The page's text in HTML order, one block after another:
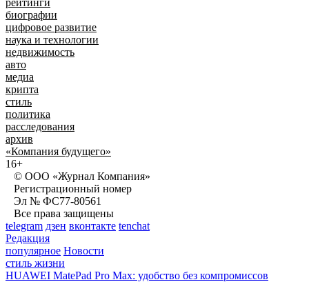
рейтинги
биографии
цифровое развитие
наука и технологии
недвижимость
авто
медиа
крипта
стиль
политика
расследования
архив
«Компания будущего»
16+
© ООО «Журнал Компания»
Регистрационный номер
Эл № ФС77-80561
Все права защищены
telegram дзен вконтакте tenchat
Редакция
популярное Новости
стиль жизни
HUAWEI MatePad Pro Max: удобство без компромиссов